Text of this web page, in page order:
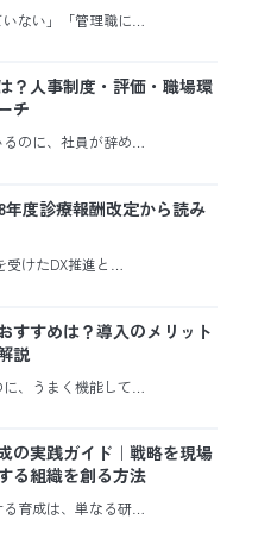
ない」「管理職に…
？人事制度・評価・職場環
チ
のに、社員が辞め…
年度診療報酬改定から読み
けたDX推進と…
すすめは？導入のメリット
説
、うまく機能して…
の実践ガイド｜戦略を現場
る組織を創る方法
育成は、単なる研…